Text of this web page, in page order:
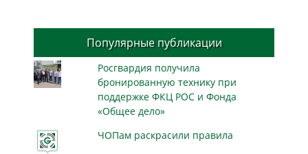
Популярные публикации
Росгвардия получила
бронированную технику при
поддержке ФКЦ РОС и Фонда
«Общее дело»
ЧОПам раскрасили правила